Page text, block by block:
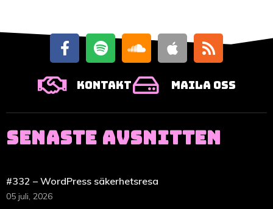
Kontakt Maila oss
SENASTE AVSNITTEN
#332 – WordPress säkerhetsresa
05 juli, 2026